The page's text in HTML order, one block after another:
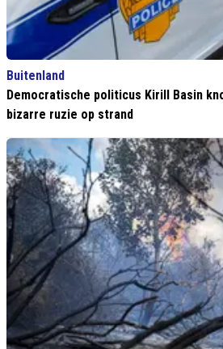
Buitenland
Democratische politicus Kirill Basin
bizarre ruzie op strand